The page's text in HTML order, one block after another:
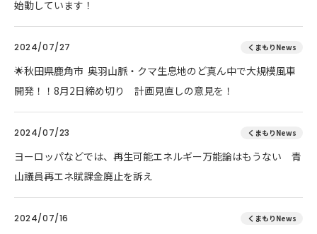
始動しています！
2024/07/27 くまもりNews
🌟秋田県鹿角市 奥羽山脈・クマ生息地のど真ん中で大規模風車
開発！！8月2日締め切り 計画見直しの意見を！
2024/07/23 くまもりNews
ヨーロッパなどでは、再生可能エネルギー万能論はもうない 青
山議員再エネ賦課金廃止を訴え
2024/07/16 くまもりNews